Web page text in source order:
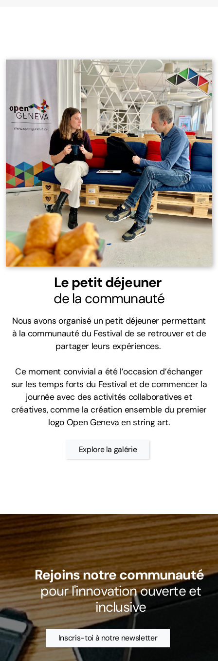
Le petit déjeuner
de la communauté
Nous avons organisé un petit déjeuner permettant
à la communauté du Festival de se retrouver et de
partager leurs expériences.
Ce moment convivial a été l’occasion d’échanger
sur les temps forts du Festival et de commencer la
journée avec des activités collaboratives et
créatives, comme la création ensemble du premier
logo Open Geneva en string art.
Explore la galérie
Rejoins notre communauté
pour l'innovation ouverte et
inclusive
Inscris-toi à notre newsletter